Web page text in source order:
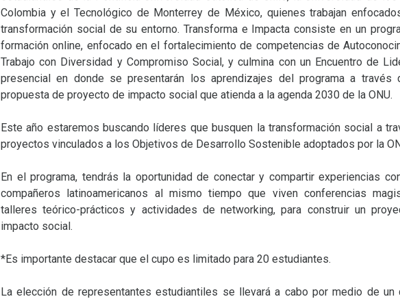
Colombia y el Tecnológico de Monterrey de México, quienes trabajan
transformación social de su entorno. Transforma e Impacta consiste en un
formación online, enfocado en el fortalecimiento de competencias de
Trabajo con Diversidad y Compromiso Social, y culmina con un Encuentro de
presencial en donde se presentarán los aprendizajes del programa a través
propuesta de proyecto de impacto social que atienda a la agenda 2030 de la ONU.
Este año estaremos buscando líderes que busquen la transformación social a
proyectos vinculados a los Objetivos de Desarrollo Sostenible adoptados por la
En el programa, tendrás la oportunidad de conectar y compartir experiencias
compañeros latinoamericanos al mismo tiempo que viven conferencias
talleres teórico-prácticos y actividades de networking, para construir un
impacto social.
*Es importante destacar que el cupo es limitado para 20 estudiantes.
La elección de representantes estudiantiles se llevará a cabo por medio de un